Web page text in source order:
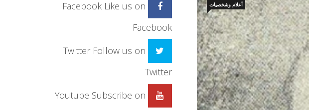
أعلام وشخصيات Facebook Like us on
Facebook
Twitter Follow us on
Twitter
Youtube Subscribe on